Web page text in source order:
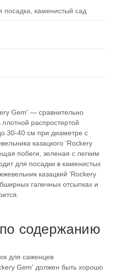
посадка, каменистый сад
Gem' — сравнительно
распростертой
30-40 см при диаметре с
казацкого 'Rockery
побеги, зеленая с легким
для посадки в каменистых
казацкий 'Rockery
галечных отсыпках и
содержанию
для саженцев
Gem' должен быть хорошо